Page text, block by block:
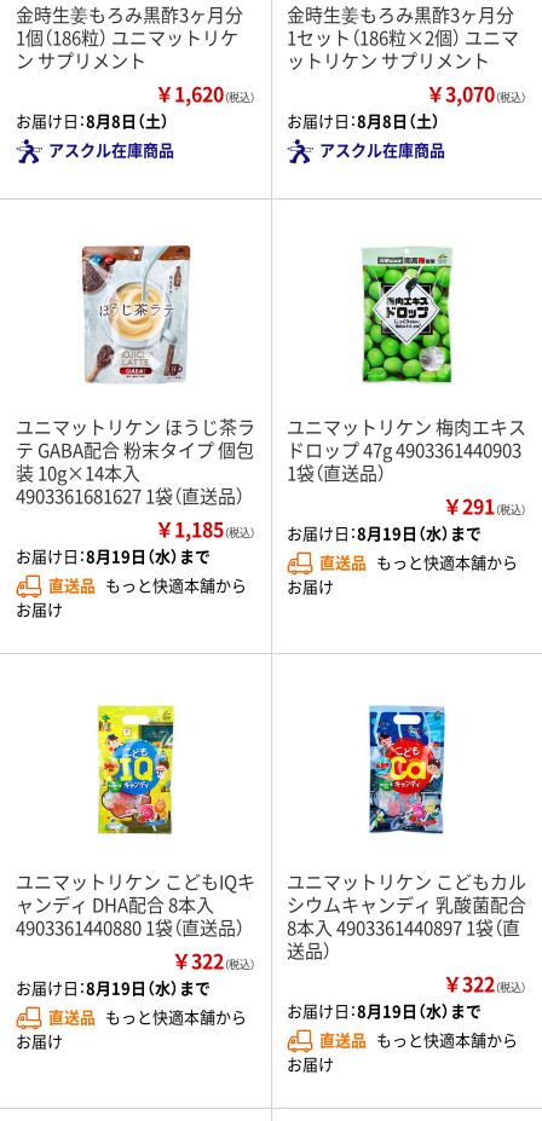
金時生姜もろみ黒酢3ヶ月分
1個（186粒） ユニマットリケ
ン サプリメント
￥1,620（税込）
お届け日：8月8日（土）
アスクル在庫商品
金時生姜もろみ黒酢3ヶ月分
1セット（186粒×2個） ユニマ
ットリケン サプリメント
￥3,070（税込）
お届け日：8月8日（土）
アスクル在庫商品
ユニマットリケン ほうじ茶ラ
テ GABA配合 粉末タイプ 個包
装 10g×14本入
4903361681627 1袋（直送品）
￥1,185（税込）
お届け日：8月19日（水）まで
直送品 もっと快適本舗から
お届け
ユニマットリケン 梅肉エキス
ドロップ 47g 4903361440903
1袋（直送品）
￥291（税込）
お届け日：8月19日（水）まで
直送品 もっと快適本舗から
お届け
ユニマットリケン こどもIQキ
ャンディ DHA配合 8本入
4903361440880 1袋（直送品）
￥322（税込）
お届け日：8月19日（水）まで
直送品 もっと快適本舗から
お届け
ユニマットリケン こどもカル
シウムキャンディ 乳酸菌配合
8本入 4903361440897 1袋（直
送品）
￥322（税込）
お届け日：8月19日（水）まで
直送品 もっと快適本舗から
お届け